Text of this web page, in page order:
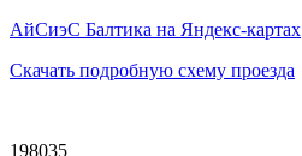
АйСиэС Балтика на Яндекс-картах
Скачать подробную схему проезда
198035